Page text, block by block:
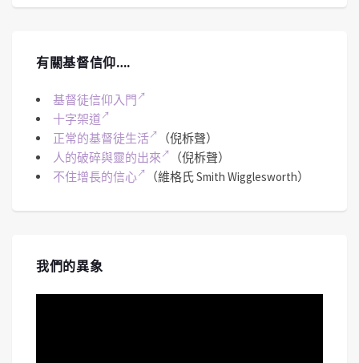
有關基督信仰….
基督徒信仰入門
十字架道
正常的基督徒生活
（倪柝聲）
人的破碎與靈的出來
（倪柝聲）
不住增長的信心
（維格氏 Smith Wigglesworth）
我們的異象